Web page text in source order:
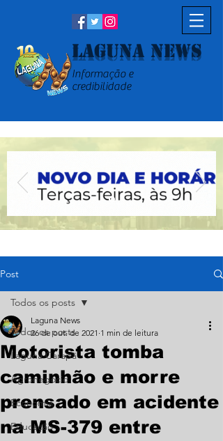
Laguna News
Informação e
credibilidade
Post
Todos os posts
Laguna Carapã
Agronegócio
Economia
Educação
Todos os posts
Motorista tomba
caminhão e morre
prensado em acidente
na MS-379 entre
Laguna News
26 de out. de 2021 1 min de leitura